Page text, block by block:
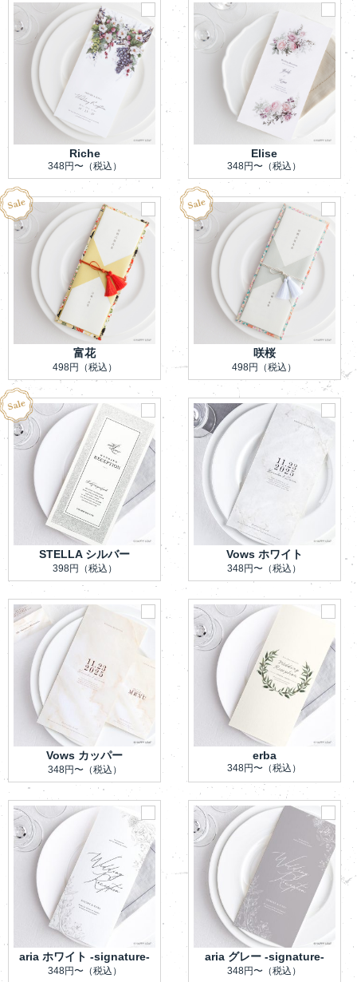
Riche
348円〜（税込）
Elise
348円〜 （税込）
富花
498円 （税込）
咲桜
498円 （税込）
STELLA シルバー
398円 （税込）
Vows ホワイト
348円〜 （税込）
Vows カッパー
348円〜（税込）
erba
348円〜 （税込）
aria ホワイト -signature-
348円〜（税込）
aria グレー -signature-
348円〜 （税込）